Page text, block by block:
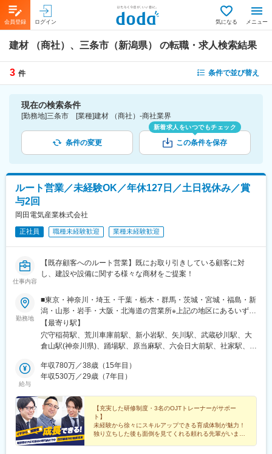
会員登録 ログイン 気になる メニュー
建材 （商社）、三条市（新潟県） の転職・求人検索結果
3 件 条件で並び替え
現在の検索条件
[勤務地]三条市 [業種]建材 （商社）-商社業界
条件の変更
新着求人をいつでもチェック
この条件を保存
ルート営業／未経験OK／年休127日／土日祝休み／賞
与2回
岡田電気産業株式会社
正社員 職種未経験歓迎 業種未経験歓迎
仕事内容
【既存顧客へのルート営業】既にお取り引きしている顧客に対
し、建設や設備に関する様々な商材をご提案！
勤務地
■東京・神奈川・埼玉・千葉・栃木・群馬・茨城・宮城・福島・新
潟・山形・岩手・大阪・北海道の営業所※上記の地区にあるいずれ
かのご希望の営業所になります。※ご希望を最優先でご案内してお
ります。応募の際にご希望ください。※転居をともなう転勤は原則
ありません！ 通勤可能な範囲内で異動していただく可能性がご
【本社】福島県いわき市平谷川瀬1丁目6-1勤務地の詳細は、以下
URLをご覧ください。http://www.okadad.com/office/
【最寄り駅】
穴守稲荷駅、荒川車庫前駅、新小岩駅、矢川駅、武蔵砂川駅、大
倉山駅(神奈川県)、踊場駅、原当麻駅、六会日大前駅、社家駅、六
駅、岩槻駅、西川越駅、行田市駅、スポーツセンター駅、成田空
港駅(鉄道)、公津の杜駅、東我孫子駅、柏たなか駅、小山駅、合戦
県)、太田駅(群馬県)、井野駅(群馬県)、高崎駅、前橋大島駅、新伊
勢崎駅、西取手駅、竜ケ崎駅、潮来駅、笹川駅、荒川沖駅、土浦
駅、研究学園駅、古河駅、宗道駅、新治駅、石岡駅、水戸駅、赤
塚駅、佐和駅、常陸多賀駅、高萩駅、つくば駅、東水戸駅、下菅
谷駅、大河原駅(宮城県)、中野栄駅、泉中央駅、小鶴新田駅、館腰
給与
年収780万／38歳（15年目）
年収530万／29歳（7年目）
【充実した研修制度・3名のOJTトレーナーがサポー
ト】
未経験から徐々にスキルアップできる育成体制が魅力！
独り立ちした後も面倒を見てくれる頼れる先輩がいま